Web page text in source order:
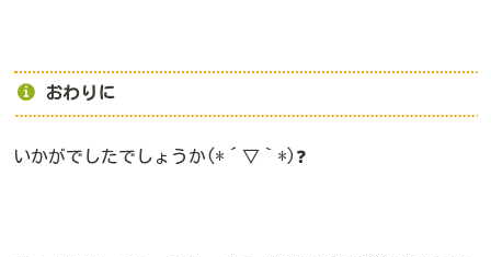
おわりに
いかがでしたでしょうか(*´▽｀*)❓